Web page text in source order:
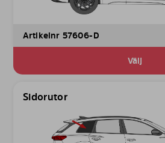
Artikelnr 57606-D
Välj
Sidorutor